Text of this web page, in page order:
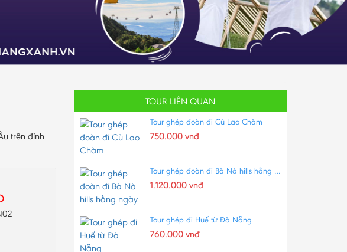
trên đỉnh
TOUR LIÊN QUAN
Tour ghép đoàn đi Cù Lao Chàm
750.000 vnđ
Tour ghép đoàn đi Bà Nà hills hằng ngày
1.120.000 vnđ
Tour ghép đi Huế từ Đà Nẵng
760.000 vnđ